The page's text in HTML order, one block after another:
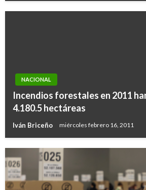
NACIONAL
Incendios forestales en 2011
4.180.5 hectáreas
Iván Briceño miércoles febrero 16, 2011